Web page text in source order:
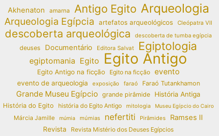
Akhenaton amarna Antigo Egito Arqueologia
Arqueologia Egípcia artefatos arqueológicos Cleópatra VII
descoberta arqueológica descoberta de tumba egípcia
deuses Documentário Editora Salvat Egiptologia
egiptomania Egito Egito Antigo
Egito Antigo na ficção Egito na ficção evento
evento de arqueologia exposição faraó Faraó Tutankhamon
Grande Museu Egípcio grande pirâmide
História Antiga
História do Egito
história do Egito Antigo mitologia Museu Egípcio do Cairo
Márcia Jamille múmia múmias nefertiti Pirâmides Ramses II
Revista
Revista Mistério dos Deuses Egípcios